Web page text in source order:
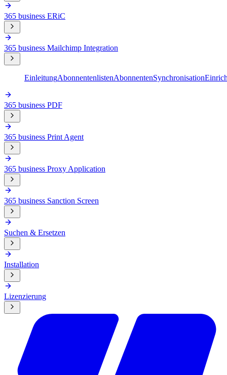
365 business ERiC
365 business Mailchimp Integration
EinleitungAbonnentenlistenAbonnentenSynchronisation
365 business PDF
365 business Print Agent
365 business Proxy Application
365 business Sanction Screen
Suchen & Ersetzen
Installation
Lizenzierung